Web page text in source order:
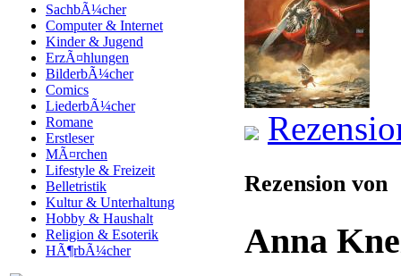
SachbÃ¼cher
Computer & Internet
Kinder & Jugend
ErzÃ¤hlungen
BilderbÃ¼cher
Comics
LiederbÃ¼cher
Romane
Erstleser
MÃ¤rchen
Lifestyle & Freizeit
Belletristik
Kultur & Unterhaltung
Hobby & Haushalt
Religion & Esoterik
HÃ¶rbÃ¼cher
Rezension von
Anna